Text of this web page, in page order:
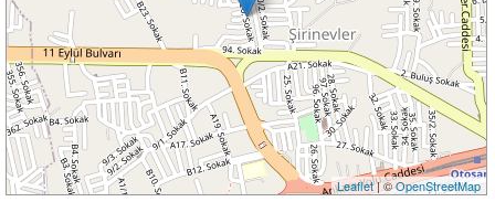
Leaflet| ©OpenStreetMap